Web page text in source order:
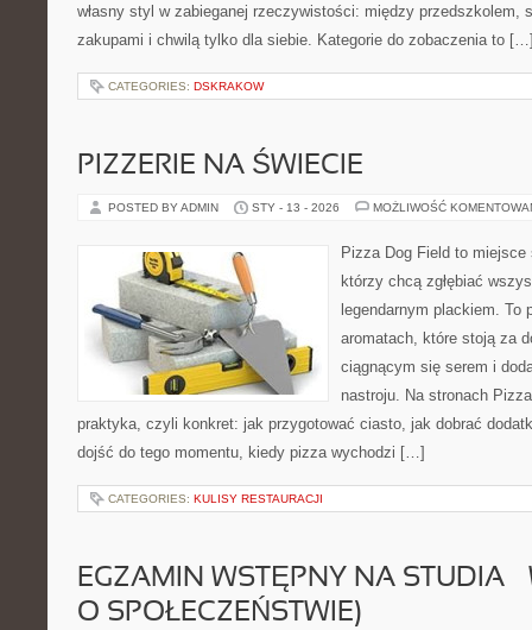
własny styl w zabieganej rzeczywistości: między przedszkolem,
zakupami i chwilą tylko dla siebie. Kategorie do zobaczenia to
CATEGORIES: DSKRAKOW
PIZZERIE NA ŚWIECIE
POSTED BY ADMIN STY - 13 - 2026 MOŻLIWOŚĆ
Pizza Dog Field to
którzy chcą zgłębiać
legendarnym plackiem. To
aromatach, które stoją za
ciągnącym się serem i
nastroju. Na stronach
praktyka, czyli konkret: jak przygotować ciasto, jak dobrać
dojść do tego momentu, kiedy pizza wychodzi […]
CATEGORIES: KULISY RESTAURACJI
EGZAMIN WSTĘPNY NA STUDIA
O SPOŁECZEŃSTWIE)